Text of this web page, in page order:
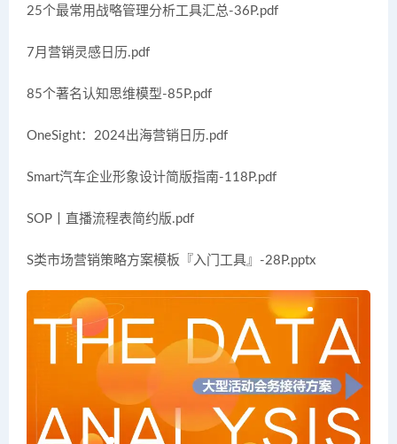
25个最常用战略管理分析工具汇总-36P.pdf
7月营销灵感日历.pdf
85个著名认知思维模型-85P.pdf
OneSight：2024出海营销日历.pdf
Smart汽车企业形象设计简版指南-118P.pdf
SOP丨直播流程表简约版.pdf
S类市场营销策略方案模板『入门工具』-28P.pptx